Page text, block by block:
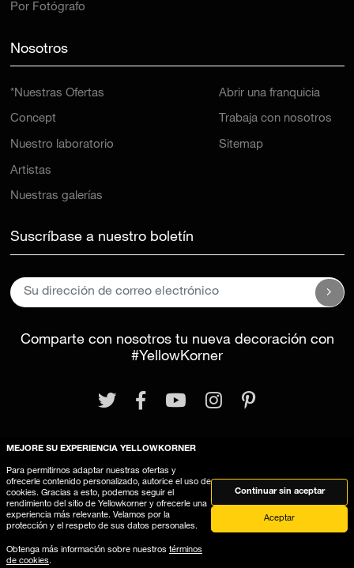
Por Fotógrafo
Nosotros
*Nuestras Ofertas
Concept
Nuestro laboratorio
Artistas
Nuestras galerías
Abrir una franquicia
Trabaja con nosotros
Sitemap
Suscríbase a nuestro boletín
Comparte con nosotros tu nueva decoración con
#YellowKorner
Aviso legalTérminos y Condiciones Generales
Este sitio web utiliza cookies
MEJORE SU EXPERIENCIA YELLOWKORNER
Para permitirnos adaptar nuestras ofertas y
ofrecerle contenido personalizado, autorice el uso de
cookies. Gracias a esto, podemos seguir el
rendimiento del sitio de Yellowkorner y ofrecerle una
experiencia más relevante. Velamos por la
protección y el respeto de sus datos personales.
Obtenga más información sobre nuestros términos
de cookies.
Continuar sin aceptar
Aceptar